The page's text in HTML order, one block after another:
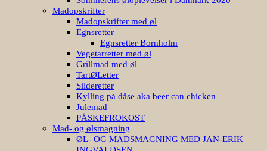
Madopskrifter
Madopskrifter med øl
Egnsretter
Egnsretter Bornholm
Vegetarretter med øl
Grillmad med øl
TartØLetter
Silderetter
Kylling på dåse aka beer can chicken
Julemad
PÅSKEFROKOST
Mad- og ølsmagning
ØL- OG MADSMAGNING MED JAN-ERIK